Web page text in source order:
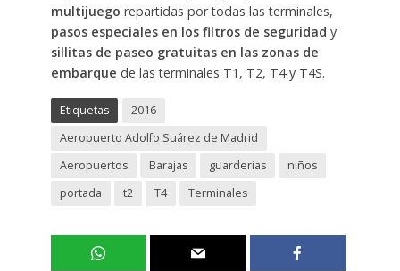
multijuego repartidas por todas las terminales,
pasos especiales en los filtros de seguridad y
sillitas de paseo gratuitas en las zonas de
embarque de las terminales T1, T2, T4 y T4S.
Etiquetas
2016
Aeropuerto Adolfo Suárez de Madrid
Aeropuertos
Barajas guarderias
niños
portada
t2 T4 Terminales